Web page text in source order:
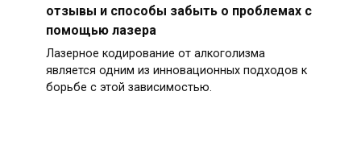
отзывы и способы забыть о проблемах с
помощью лазера
Лазерное кодирование от алкоголизма
является одним из инновационных подходов к
борьбе с этой зависимостью.